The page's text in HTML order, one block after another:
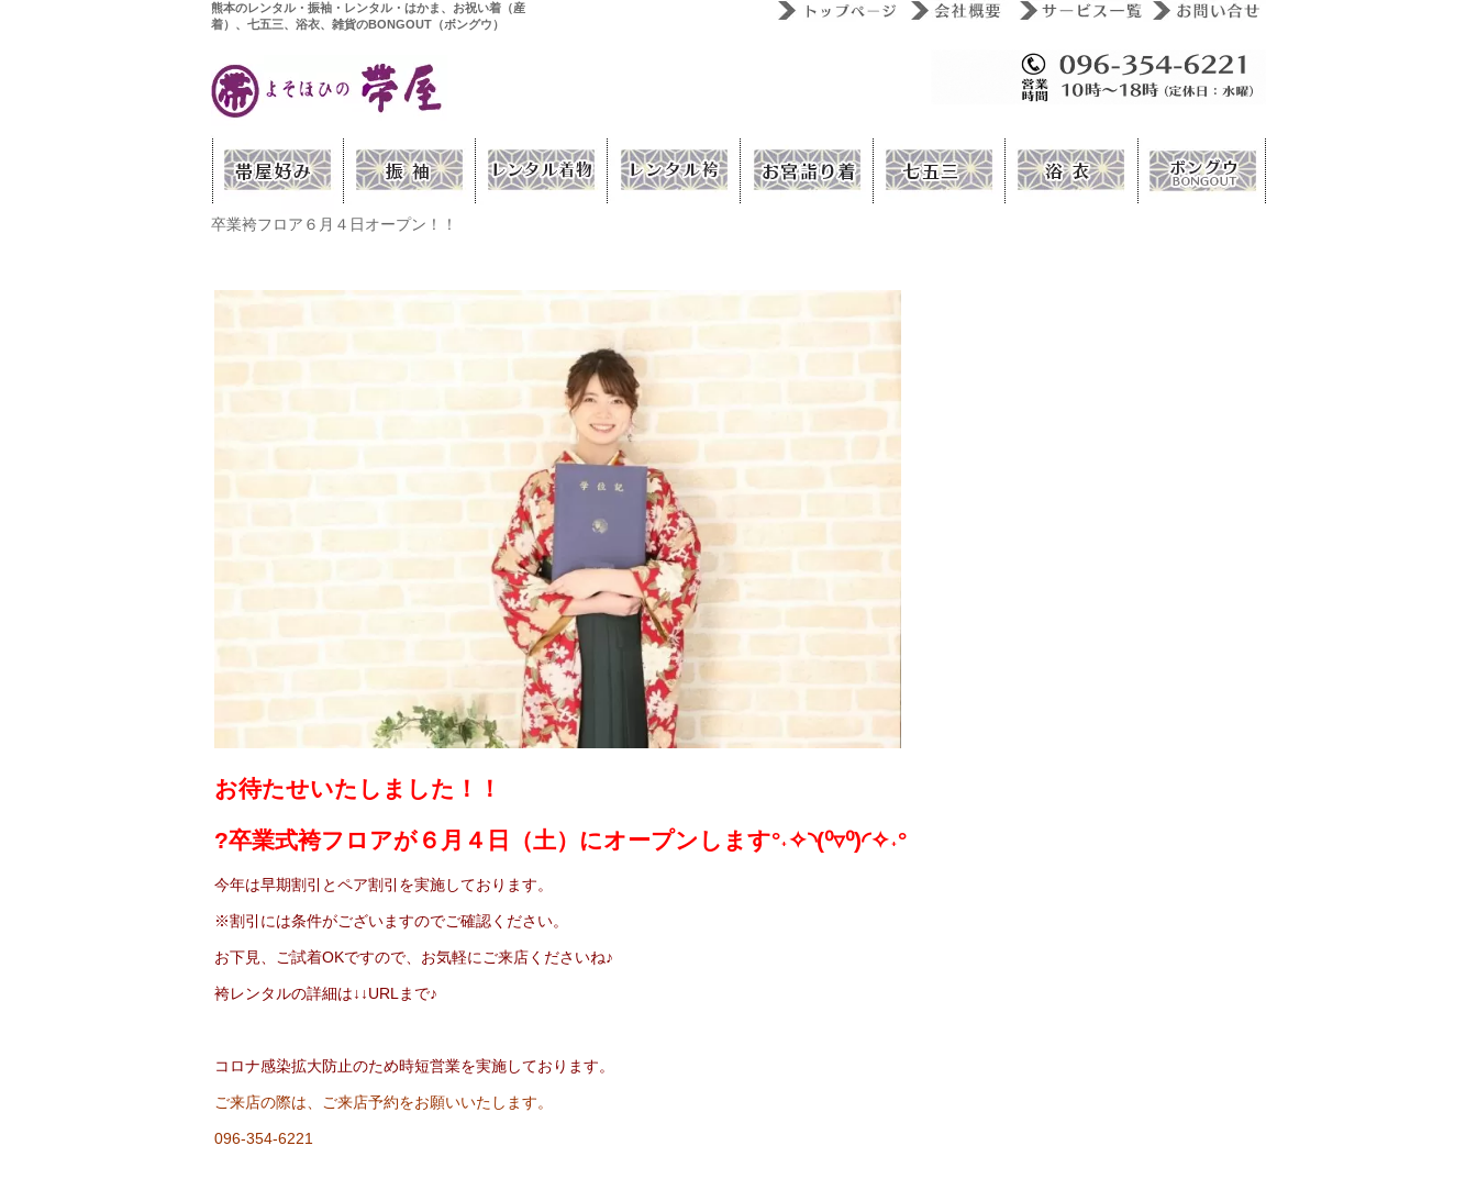
熊本のレンタル・振袖・レンタル・はかま、お祝い着（産
着）、七五三、浴衣、雑貨のBONGOUT（ボングウ）
卒業袴フロア６月４日オープン！！
お待たせいたしました！！
?卒業式袴フロアが６月４日（土）にオープンします°˖✧◝(⁰▿⁰)◜✧˖°
今年は早期割引とペア割引を実施しております。
※割引には条件がございますのでご確認ください。
お下見、ご試着OKですので、お気軽にご来店くださいね♪
袴レンタルの詳細は↓↓URLまで♪
コロナ感染拡大防止のため時短営業を実施しております。
ご来店の際は、ご来店予約をお願いいたします。
096-354-6221